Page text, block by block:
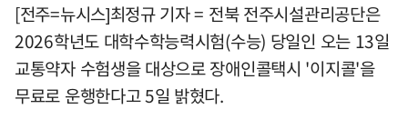
[전주=뉴시스]최정규 기자 = 전북 전주시설관리공단은
2026학년도 대학수학능력시험(수능) 당일인 오는 13일
교통약자 수험생을 대상으로 장애인콜택시 '이지콜'을
무료로 운행한다고 5일 밝혔다.